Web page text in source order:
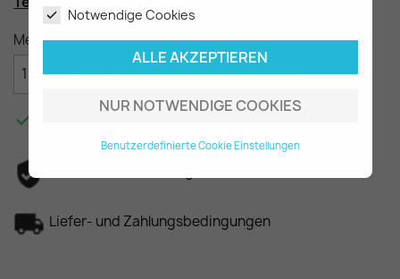
Notwendige Cookies
ALLE AKZEPTIEREN
NUR NOTWENDIGE COOKIES
Benutzerdefinierte Cookie Einstellungen
Menge
 IN DEN WARENKORB

Liefer- und Zahlungsbedingungen